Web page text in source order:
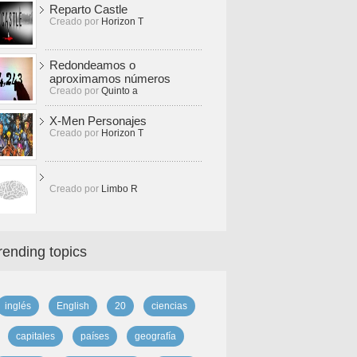
Reparto Castle
Creado por Horizon T
Redondeamos o
aproximamos números
Creado por Quinto a
X-Men Personajes
Creado por Horizon T
Creado por Limbo R
topics
inglés English 20 ciencias
capitales países geografía